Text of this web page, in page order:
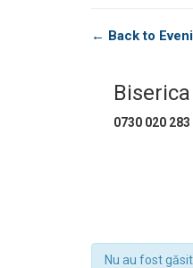
← Back to
0730 020 283
Nu au fost